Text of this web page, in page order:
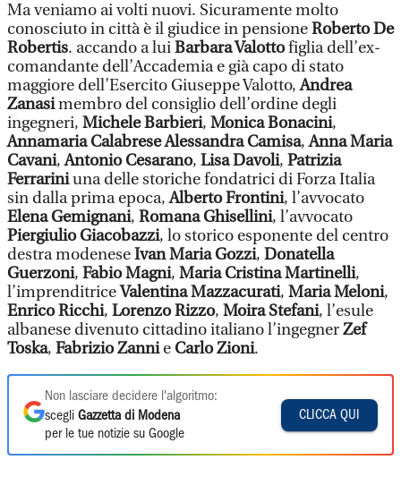
Ma veniamo ai volti nuovi. Sicuramente molto
conosciuto in città è il giudice in pensioneRoberto De
Robertis. accando a luiBarbara Valottofiglia dell’ex-
comandante dell’Accademia e già capo di stato
maggiore dell’Esercito Giuseppe Valotto,Andrea
Zanasimembro del consiglio dell’ordine degli
ingegneri, Michele Barbieri, Monica Bonacini,
Annamaria CalabreseAlessandra Camisa,Anna Maria
Cavani,Antonio Cesarano, Lisa Davoli, Patrizia
Ferrariniuna delle storiche fondatrici di Forza Italia
sin dalla prima epoca,Alberto Frontini, l’avvocato
Elena Gemignani, Romana Ghisellini, l’avvocato
Piergiulio Giacobazzi, lo storico esponente del centro
destra modeneseIvan Maria Gozzi, Donatella
Guerzoni, Fabio Magni, Maria Cristina Martinelli,
l’imprenditriceValentina Mazzacurati, Maria Meloni,
Enrico Ricchi, Lorenzo Rizzo, Moira Stefani, l’esule
albanese divenuto cittadino italiano l’ingegnerZef
Toska, Fabrizio Zannie Carlo Zioni.
Non lasciare decidere l'algoritmo:
scegli Gazzetta di Modena
per le tue notizie su Google
CLICCA QUI